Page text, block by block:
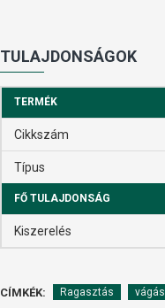
TULAJDONSÁGOK
TERMÉK
Cikkszám
Típus
FŐ TULAJDONSÁG
Kiszerelés
CÍMKÉK: Ragasztás vágás